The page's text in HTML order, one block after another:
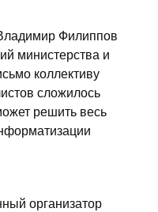
Филиппов
министерства и
коллективу
сложилось
решить весь
организатор